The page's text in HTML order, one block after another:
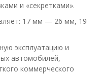
и «секретками».
17 мм — 26 мм, 19
эксплуатацию и
автомобилей,
коммерческого